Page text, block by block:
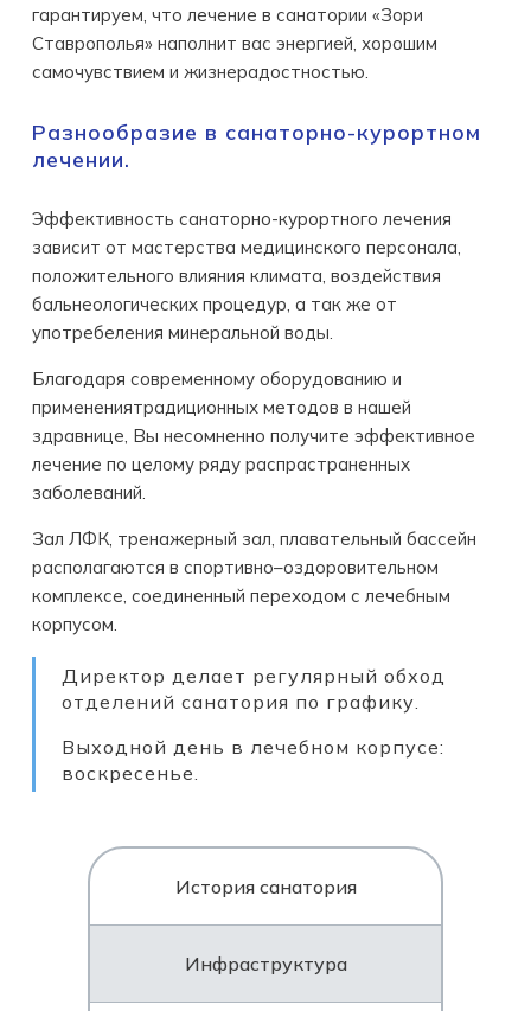
гарантируем, что лeчeниe в санатории «Зори
Ставрополья» наполнит вас энергией, хорошим
самочувствием и жизнерадостностью.
Разнообразие в санаторно-курортном
лечении.
Эффективность санаторно-курортного лечения
зависит от мастерства медицинского персонала,
положительного влияния климата, воздействия
бальнеологических процедур, а так же от
употребеления минеральной воды.
Благодаря современному оборудованию и
применениятрадиционных методов в нашей
здравнице, Вы несомненно получите эффективное
лечение по целому ряду распрастраненных
заболеваний.
Зал ЛФК, тренажерный зал, плавательный бассейн
располагаются в спортивно–оздоровительном
комплексе, соединенный переходом с лечебным
корпусом.
Директор делает регулярный обход
отделений санатория по графику.
Выходной день в лечебном корпусе:
воскресенье.
История санатория
Инфраструктура